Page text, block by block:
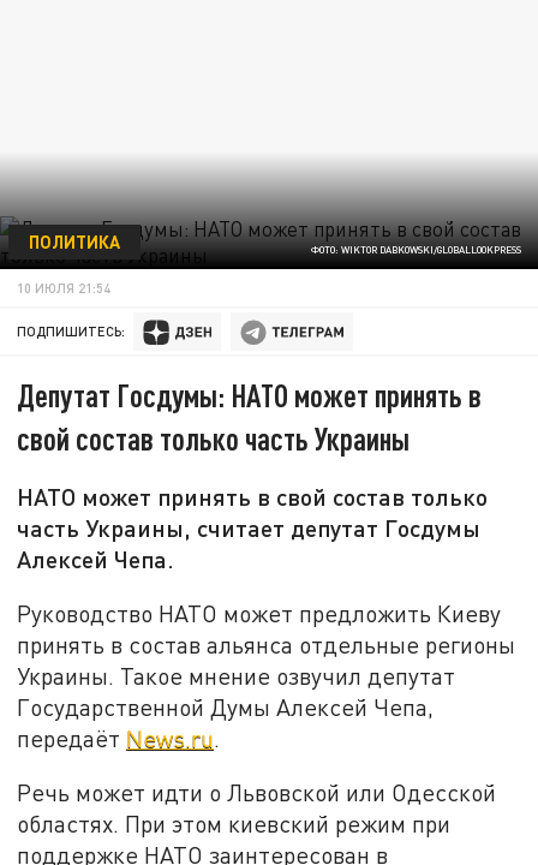
ФОТО: WIKTOR DABKOWSKI/GLOBALLOOKPRESS
ПОЛИТИКА
10 ИЮЛЯ 21:54
ПОДПИШИТЕСЬ:
Депутат Госдумы: НАТО может принять в
свой состав только часть Украины
НАТО может принять в свой состав только
часть Украины, считает депутат Госдумы
Алексей Чепа.
Руководство НАТО может предложить Киеву
принять в состав альянса отдельные регионы
Украины. Такое мнение озвучил депутат
Государственной Думы Алексей Чепа,
передаёт News.ru.
Речь может идти о Львовской или Одесской
областях. При этом киевский режим при
поддержке НАТО заинтересован в